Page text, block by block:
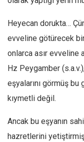
Heyecan dorukta…
evveline götürecek
onlarca asır evveline
Hz Peygamber
eşyalarını görmüş
kıymetli değil.
Ancak bu eşyanın
hazretlerini